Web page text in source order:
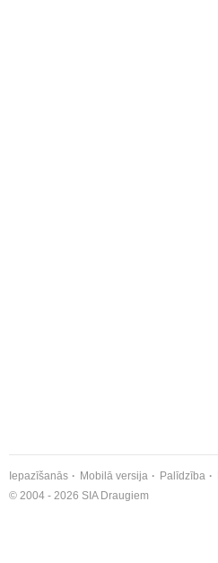
Iepazīšanās Mobilā versija Palīdzība
© 2004 - 2026 SIA Draugiem